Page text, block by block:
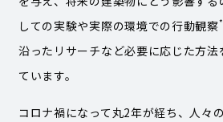
しての実験や実際の環境での行動観察
沿ったリサーチなど必要に応じた方法
ています。
コロナ禍になって丸2年が経ち、人々